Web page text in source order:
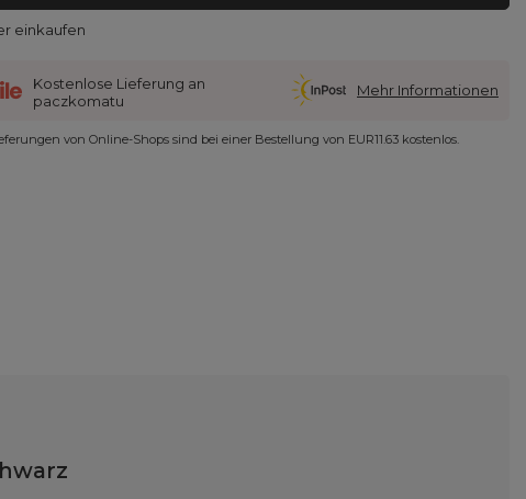
einkaufen
Kostenlose Lieferung an
paczkomatu
Mehr Informationen
von Online-Shops sind bei einer Bestellung von EUR11.63 kostenlos.